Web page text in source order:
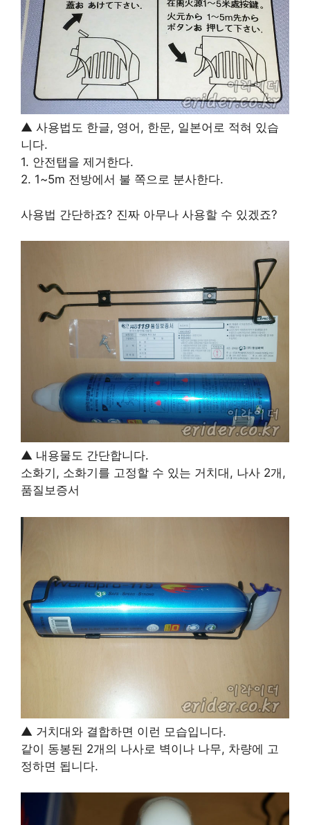
▲ 사용법도 한글, 영어, 한문, 일본어로 적혀 있습
니다.
1. 안전탭을 제거한다.
2. 1~5m 전방에서 불 쪽으로 분사한다.
사용법 간단하죠? 진짜 아무나 사용할 수 있겠죠?
▲ 내용물도 간단합니다.
소화기, 소화기를 고정할 수 있는 거치대, 나사 2개,
품질보증서
▲ 거치대와 결합하면 이런 모습입니다.
같이 동봉된 2개의 나사로 벽이나 나무, 차량에 고
정하면 됩니다.